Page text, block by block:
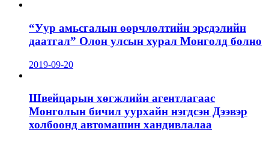
“Уур амьсгалын өөрчлөлтийн эрсдэлийн
даатгал” Олон улсын хурал Монголд болно
2019-09-20
Швейцарын хөгжлийн агентлагаас
Монголын бичил уурхайн нэгдсэн Дээвэр
холбоонд автомашин хандивлалаа